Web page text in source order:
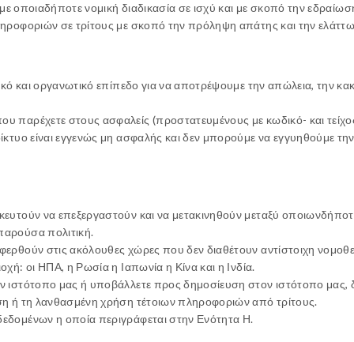
οποιαδήποτε νομική διαδικασία σε ισχύ και με σκοπό την
σε τρίτους με σκοπό την πρόληψη απάτης και την
και οργανωτικό επίπεδο για να αποτρέψουμε την απώλεια,
στους ασφαλείς (προστατευμένους με κωδικό- και
είναι εγγενώς μη ασφαλής και δεν μπορούμε να εγγυηθούμε
να επεξεργαστούν και να μετακινηθούν μεταξύ
πολιτική.
στις ακόλουθες χώρες που δεν διαθέτουν αντίστοιχη
οι ΗΠΑ, η Ρωσία η Ιαπωνία η Κίνα και η Ινδία.
μας ή υποβάλλετε προς δημοσίευση στον ιστότοπο μας,
τη λανθασμένη χρήση τέτοιων πληροφοριών από τρίτους.
η οποία περιγράφεται στην Ενότητα Η.